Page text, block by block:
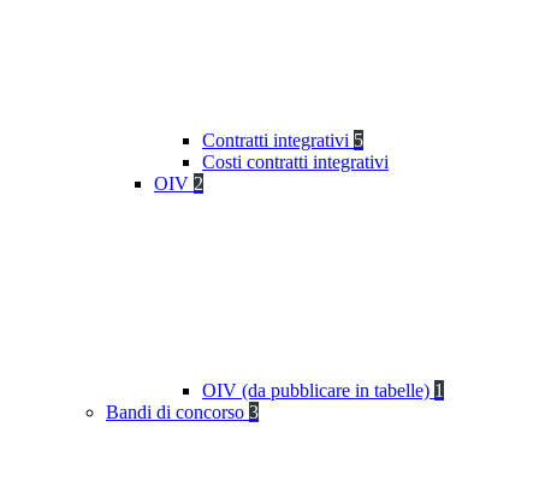
Contratti integrativi 5
Costi contratti integrativi
OIV 2
OIV (da pubblicare in tabelle) 1
Bandi di concorso 3